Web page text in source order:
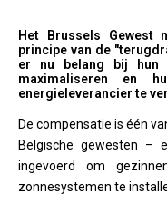
Het Brussels Gewest
principe van de
er nu belang bij hun
maximaliseren en
energieleverancier te
De compensatie is één
Belgische gewesten –
ingevoerd om
zonnesystemen te